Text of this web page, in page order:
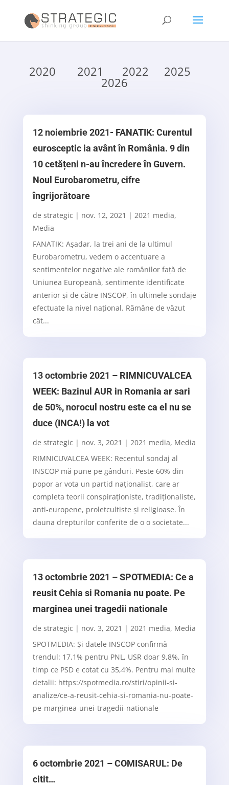
2020 2021 2022 2025
2026
12 noiembrie 2021- FANATIK: Curentul
eurosceptic ia avânt în România. 9 din
10 cetățeni n-au încredere în Guvern.
Noul Eurobarometru, cifre
îngrijorătoare
de strategic | nov. 12, 2021 | 2021 media,
Media
FANATIK: Așadar, la trei ani de la ultimul
Eurobarometru, vedem o accentuare a
sentimentelor negative ale românilor față de
Uniunea Europeană, sentimente identificate
anterior și de către INSCOP, în ultimele sondaje
efectuate la nivel național. Rămâne de văzut
cât...
13 octombrie 2021 – RIMNICUVALCEA
WEEK: Bazinul AUR in Romania ar sari
de 50%, norocul nostru este ca el nu se
duce (INCA!) la vot
de strategic | nov. 3, 2021 | 2021 media, Media
RIMNICUVALCEA WEEK: Recentul sondaj al
INSCOP mă pune pe gânduri. Peste 60% din
popor ar vota un partid naționalist, care ar
completa teorii conspiraționiste, tradiționaliste,
anti-europene, proletcultiste și religioase. În
dauna drepturilor conferite de o o societate...
13 octombrie 2021 – SPOTMEDIA: Ce a
reusit Cehia si Romania nu poate. Pe
marginea unei tragedii nationale
de strategic | nov. 3, 2021 | 2021 media, Media
SPOTMEDIA: Și datele INSCOP confirmă
trendul: 17,1% pentru PNL, USR doar 9,8%, în
timp ce PSD e cotat cu 35,4%. Pentru mai multe
detalii: https://spotmedia.ro/stiri/opinii-si-
analize/ce-a-reusit-cehia-si-romania-nu-poate-
pe-marginea-unei-tragedii-nationale
6 octombrie 2021 – COMISARUL: De
citit…